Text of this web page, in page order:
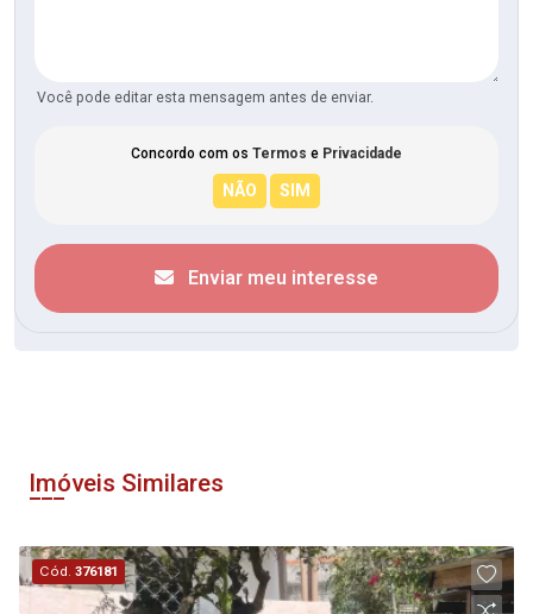
Você pode editar esta mensagem antes de enviar.
Concordo com os Termos e Privacidade
Enviar meu interesse
Imóveis Similares
Cód.376181